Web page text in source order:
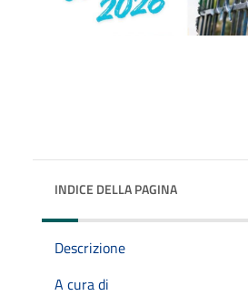
INDICE DELLA PAGINA
Descrizione
A cura di